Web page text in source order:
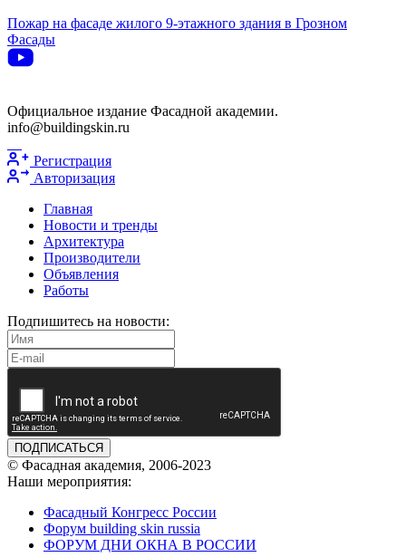
Пожар на фасаде жилого 9-этажного здания в Грозном
Фасады
Официальное издание Фасадной академии.
info@buildingskin.ru
Регистрация
Авторизация
Главная
Новости и тренды
Архитектура
Производители
Объявления
Работы
Подпишитесь на новости:
ПОДПИСАТЬСЯ
© Фасадная академия, 2006-2023
Наши мероприятия:
Фасадный Конгресс России
Форум building skin russia
ФОРУМ ДНИ ОКНА В РОССИИ